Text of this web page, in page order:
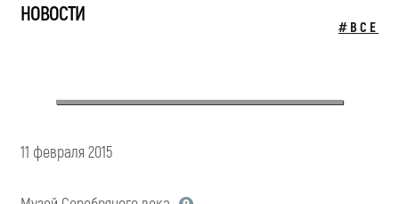
НОВОСТИ
#ВСЕ
11 февраля 2015